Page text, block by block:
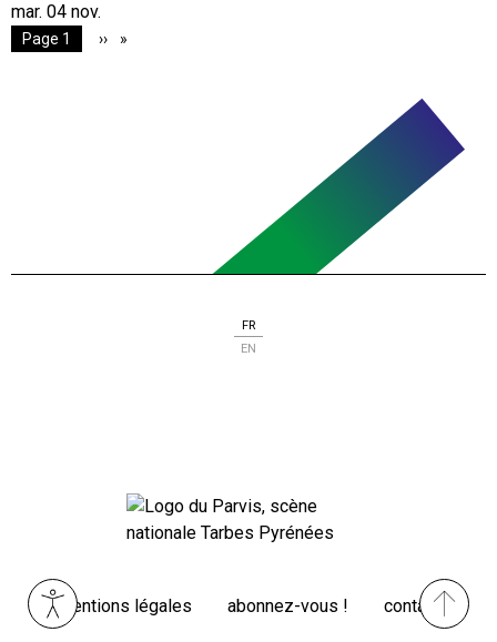
mar. 04 nov.
Pagination
You're on
Page 1
Page
››
FR
EN
Menu
Pied
mentions légales abonnez-vous ! contact